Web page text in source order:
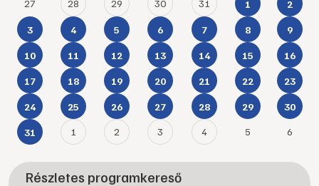
27 28 29 30 31 1 2
3 4 5 6 7 8 9
10 11 12 13 14 15 16
17 18 19 20 21 22 23
24 25 26 27 28 29 30
31 1 2 3 4 5 6
Részletes programkereső